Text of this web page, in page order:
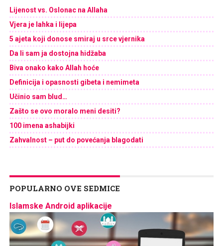
Lijenost vs. Oslonac na Allaha
Vjera je lahka i lijepa
5 ajeta koji donose smiraj u srce vjernika
Da li sam ja dostojna hidžaba
Biva onako kako Allah hoće
Definicija i opasnosti gibeta i nemimeta
Učinio sam blud…
Zašto se ovo moralo meni desiti?
100 imena ashabijki
Zahvalnost – put do povećanja blagodati
POPULARNO OVE SEDMICE
Islamske Android aplikacije